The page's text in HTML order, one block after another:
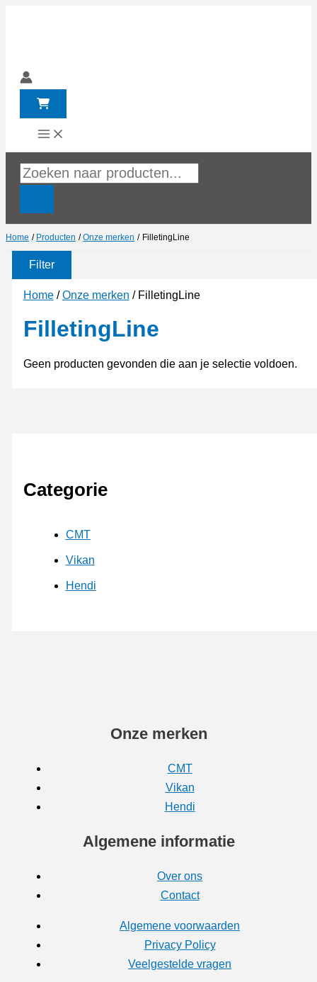
inhoud
Producten
Home Producten Onze merken FilletingLine
Categorie
CMT
Vikan
Hendi
Home/Onze merken / FilletingLine
FilletingLine
Geen producten gevonden die aan je selectie voldoen.
Filter
Onze merken
CMT
Vikan
Hendi
Algemene informatie
Over ons
Contact
Algemene voorwaarden
Privacy Policy
Veelgestelde vragen